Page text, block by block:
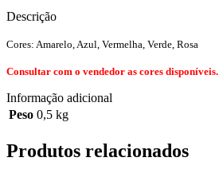
Descrição
Cores: Amarelo, Azul, Vermelha, Verde, Rosa
Consultar com o vendedor as cores disponíveis.
Informação adicional
Peso 0,5 kg
Produtos relacionados